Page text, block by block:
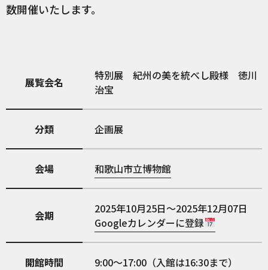
数開催いたします。
展覧会名
特別展 紀州の美を統べし殿様 徳川
治宝
分類 企画展
会場 和歌山市立博物館
会期
2025年10月25日～2025年12月07日
Googleカレンダーに登録
開館時間 9:00～17:00（入館は16:30まで）